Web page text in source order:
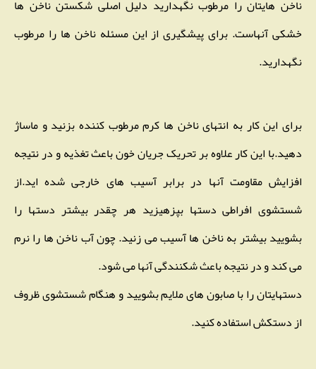
ناخن هایتان را مرطوب نگهدارید دلیل اصلی شکستن ناخن ها
خشکی آنهاست. برای پیشگیری از این مسئله ناخن ها را مرطوب
نگهدارید.
برای این کار به انتهای ناخن ها کرم مرطوب کننده بزنید و ماساژ
دهید.با این کار علاوه بر تحریک جریان خون باعث تغذیه و در نتیجه
افزایش مقاومت آنها در برابر آسیب های خارجی شده اید.از
شستشوی افراطی دستها بپزهیزید هر چقدر بیشتر دستها را
بشویید بیشتر به ناخن ها آسیب می زنید. چون آب ناخن ها را نرم
می کند و در نتیجه باعث شکنندگی آنها می شود.
دستهایتان را با صابون های ملایم بشویید و هنگام شستشوی ظروف
از دستکش استفاده کنید.